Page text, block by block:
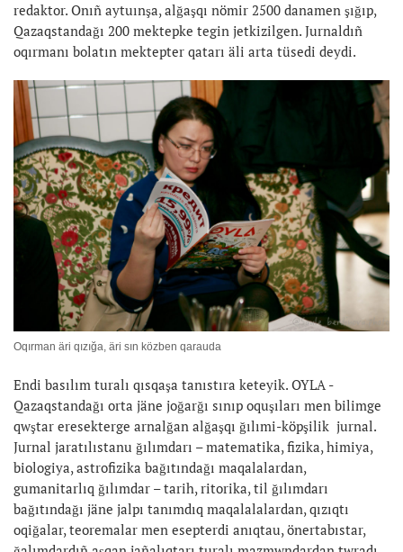
redaktor. Onıñ aytuınşa, alğaşqı nömir 2500 danamen şığıp,
Qazaqstandağı 200 mektepke tegin jetkizilgen. Jurnaldıñ
oqırmanı bolatın mektepter qatarı äli arta tüsedi deydi.
Oqırman äri qızığa, äri sın közben qarauda
Endi basılım turalı qısqaşa tanıstıra keteyik. OYLA -
Qazaqstandağı orta jäne joğarğı sınıp oquşıları men bilimge
qwştar eresekterge arnalğan alğaşqı ğılımi-köpşilik jurnal.
Jurnal jaratılıstanu ğılımdarı – matematika, fizika, himiya,
biologiya, astrofizika bağıtındağı maqalalardan,
gumanitarlıq ğılımdar – tarih, ritorika, til ğılımdarı
bağıtındağı jäne jalpı tanımdıq maqalalalardan, qızıqtı
oqiğalar, teoremalar men esepterdi anıqtau, önertabıstar,